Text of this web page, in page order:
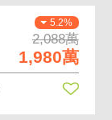
5.2%
2,088萬
1,980萬